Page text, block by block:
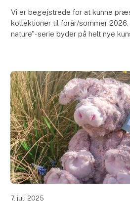
Vi er begejstrede for at kunne
kollektioner til forår/sommer
nature"-serie byder på helt nye
7. juli 2025